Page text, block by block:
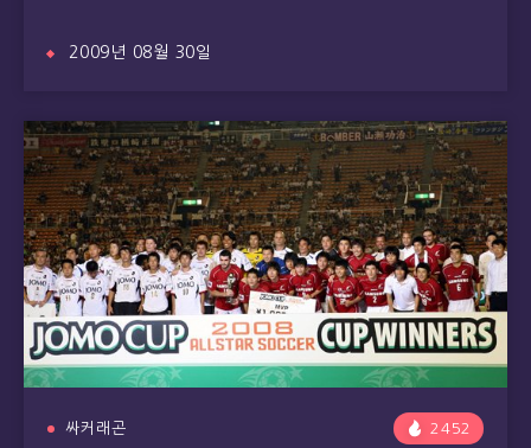
2009년 08월 30일
싸커래곤 2452